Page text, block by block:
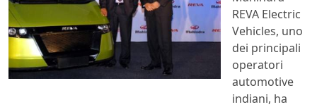
REVA Electric
Vehicles, uno
dei principali
operatori
automotive
indiani, ha